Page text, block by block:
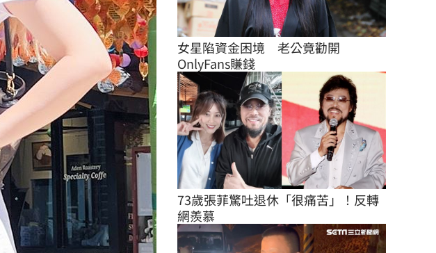
女星陷資金困境　老公竟勸開
OnlyFans賺錢
73歲張菲驚吐退休「很痛苦」！反轉
網羨慕